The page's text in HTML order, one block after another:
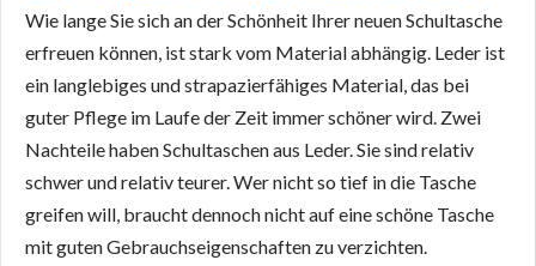
Wie lange Sie sich an der Schönheit Ihrer neuen Schultasche
erfreuen können, ist stark vom Material abhängig. Leder ist
ein langlebiges und strapazierfähiges Material, das bei
guter Pflege im Laufe der Zeit immer schöner wird. Zwei
Nachteile haben Schultaschen aus Leder. Sie sind relativ
schwer und relativ teurer. Wer nicht so tief in die Tasche
greifen will, braucht dennoch nicht auf eine schöne Tasche
mit guten Gebrauchseigenschaften zu verzichten.